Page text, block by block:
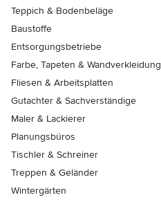
Teppich & Bodenbeläge
Baustoffe
Entsorgungsbetriebe
Farbe, Tapeten & Wandverkleidung
Fliesen & Arbeitsplatten
Gutachter & Sachverständige
Maler & Lackierer
Planungsbüros
Tischler & Schreiner
Treppen & Geländer
Wintergärten